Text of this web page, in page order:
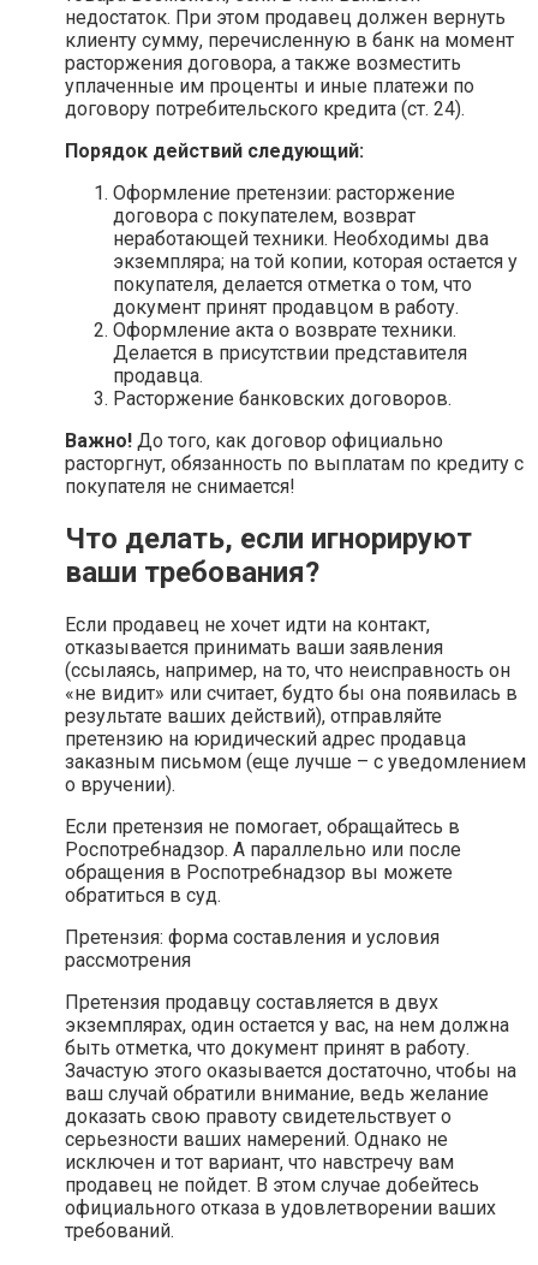
недостаток. При этом продавец должен вернуть
клиенту сумму, перечисленную в банк на момент
расторжения договора, а также возместить
уплаченные им проценты и иные платежи по
договору потребительского кредита (ст. 24).
Порядок действий следующий:
Оформление претензии: расторжение
договора с покупателем, возврат
неработающей техники. Необходимы два
экземпляра; на той копии, которая остается у
покупателя, делается отметка о том, что
документ принят продавцом в работу.
Оформление акта о возврате техники.
Делается в присутствии представителя
продавца.
Расторжение банковских договоров.
Важно! До того, как договор официально
расторгнут, обязанность по выплатам по кредиту с
покупателя не снимается!
Что делать, если игнорируют
ваши требования?
Если продавец не хочет идти на контакт,
отказывается принимать ваши заявления
(ссылаясь, например, на то, что неисправность он
«не видит» или считает, будто бы она появилась в
результате ваших действий), отправляйте
претензию на юридический адрес продавца
заказным письмом (еще лучше – с уведомлением
о вручении).
Если претензия не помогает, обращайтесь в
Роспотребнадзор. А параллельно или после
обращения в Роспотребнадзор вы можете
обратиться в суд.
Претензия: форма составления и условия
рассмотрения
Претензия продавцу составляется в двух
экземплярах, один остается у вас, на нем должна
быть отметка, что документ принят в работу.
Зачастую этого оказывается достаточно, чтобы на
ваш случай обратили внимание, ведь желание
доказать свою правоту свидетельствует о
серьезности ваших намерений. Однако не
исключен и тот вариант, что навстречу вам
продавец не пойдет. В этом случае добейтесь
официального отказа в удовлетворении ваших
требований.